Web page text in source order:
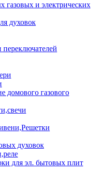
газовых и электрических
духовок
домового газового
духовок
для эл. бытовых плит